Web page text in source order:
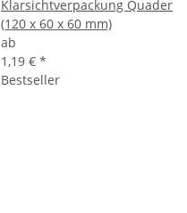
Klarsichtverpackung Quader
(120 x 60 x 60 mm)
ab
1,19 € *
Bestseller